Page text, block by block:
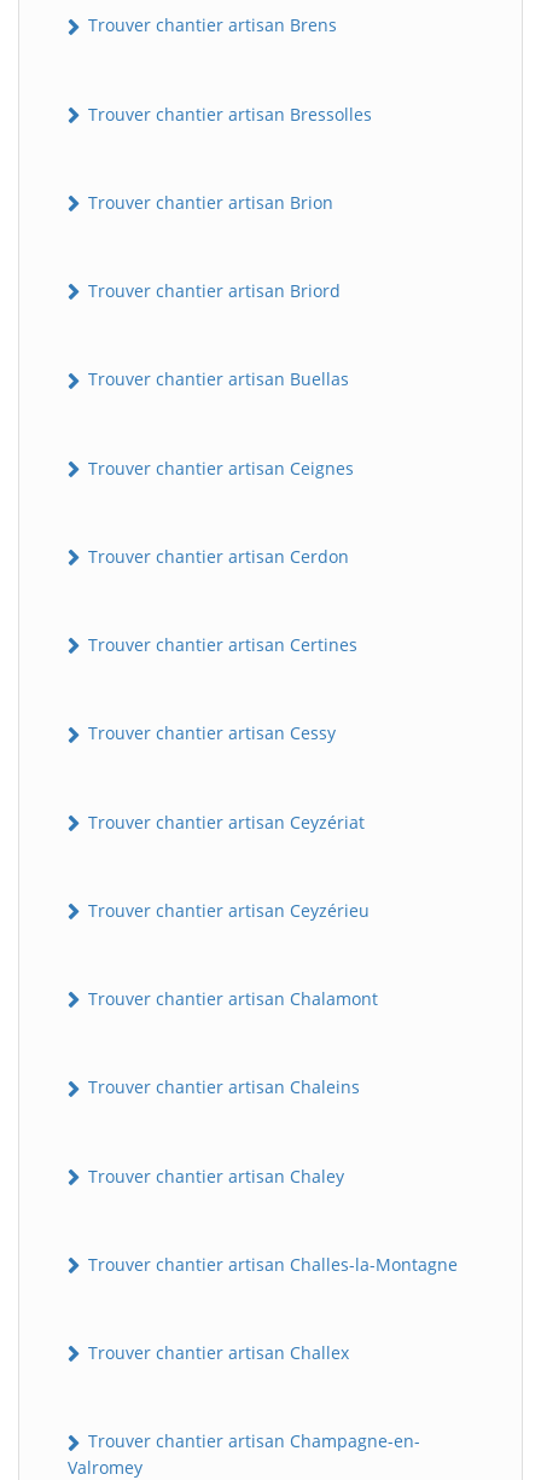
Trouver chantier artisan Brens
Trouver chantier artisan Bressolles
Trouver chantier artisan Brion
Trouver chantier artisan Briord
Trouver chantier artisan Buellas
Trouver chantier artisan Ceignes
Trouver chantier artisan Cerdon
Trouver chantier artisan Certines
Trouver chantier artisan Cessy
Trouver chantier artisan Ceyzériat
Trouver chantier artisan Ceyzérieu
Trouver chantier artisan Chalamont
Trouver chantier artisan Chaleins
Trouver chantier artisan Chaley
Trouver chantier artisan Challes-la-Montagne
Trouver chantier artisan Challex
Trouver chantier artisan Champagne-en-
Valromey